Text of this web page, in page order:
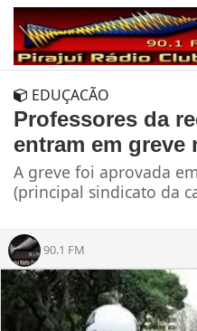
EDUÇACÃO
Professores da
entram em greve
A greve foi aprovada
(principal sindicato da
90.1 FM